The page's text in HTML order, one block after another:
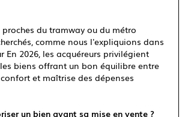
du tramway ou du métro
comme nous l'expliquions dans
En 2026, les acquéreurs privilégient
biens offrant un bon équilibre entre
et maîtrise des dépenses
un bien avant sa mise en vente ?